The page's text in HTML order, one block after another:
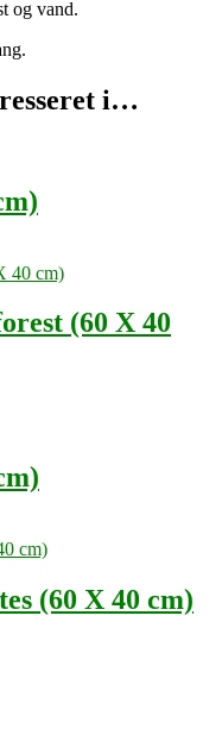
og vand.
i…
(60 X 40
(60 X 40 cm)